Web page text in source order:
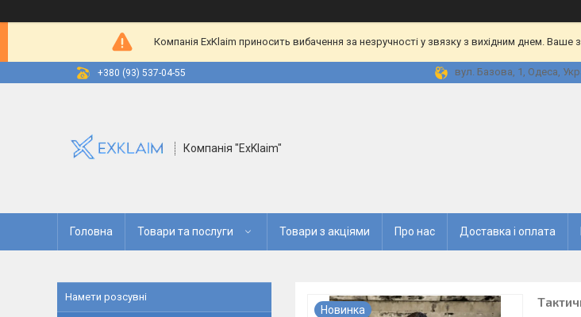
Компанія ExKlaim приносить вибачення за незручності у звязку з вихідним днем.
+380 (93) 537-04-55 вул. Базова, 1, Одеса,
Компанія "ExKlaim"
Головна Товари та послуги Товари з акціями Про нас Доставка і оплата
Новинка
Намети розсувні